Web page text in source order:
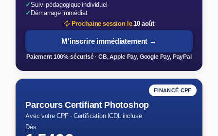
✓Suivi pédagogique individuel
✓Démarrage immédiat
Prochaine session le10 août
M'inscrire immédiatement →
Paiement 100% sécurisé · CB, Apple Pay, Google Pay, PayPal
FINANCÉ CPF
Parcours Certifiant Photoshop
Avec votre CPF · Certification ICDL incluse
Dès